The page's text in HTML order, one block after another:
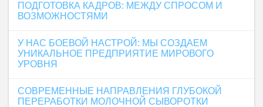
ПОДГОТОВКА КАДРОВ: МЕЖДУ СПРОСОМ И
ВОЗМОЖНОСТЯМИ
У НАС БОЕВОЙ НАСТРОЙ: МЫ СОЗДАЕМ
УНИКАЛЬНОЕ ПРЕДПРИЯТИЕ МИРОВОГО
УРОВНЯ
СОВРЕМЕННЫЕ НАПРАВЛЕНИЯ ГЛУБОКОЙ
ПЕРЕРАБОТКИ МОЛОЧНОЙ СЫВОРОТКИ